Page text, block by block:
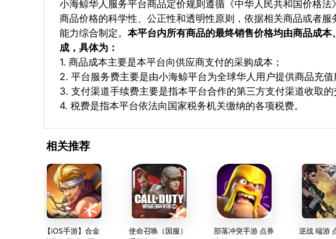
小海鲸华人服务平台商品定价规则遵循《中华人民共和国价格
商品价格的科学性、公正性和透明性原则，依据相关商品或者
能力综合制定。 本平台内所有商品的最终销售价格均由商品成
成，具体为：
1. 商品成本主要是本平台向供应商支付的采购成本；
2. 平台服务费主要是由小海鲸平台为全球华人用户提供商品充值
3. 支付渠道手续费主要是指本平台合作的第三方支付渠道收取的
4. 税费是指本平台依法向国家税务机关缴纳的各项税费。
相关推荐
【iOS手游】合金
使命召唤（国服）
部落冲突手游 点券
逆战 端游